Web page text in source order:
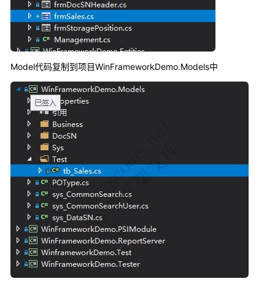
Model代码复制到项目WinFrameworkDemo.Models中